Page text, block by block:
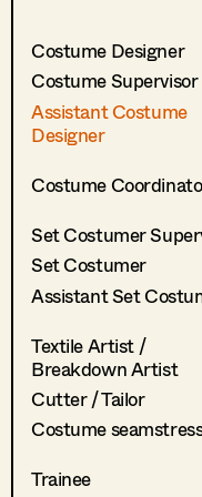
Costume Designer
Costume Supervisor
Assistant Costume
Designer
Costume
Set Costumer
Set Costumer
Assistant Set
Textile Artist /
Breakdown Artist
Cutter / Tailor
Costume
Trainee